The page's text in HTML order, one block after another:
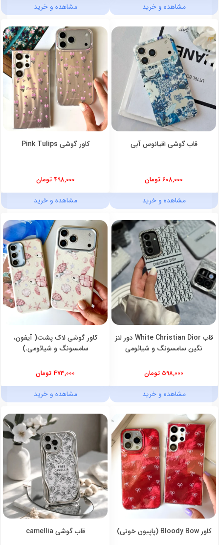
مشاهده و خرید مشاهده و خرید
قاب گوشی اقیانوس آبی
608,000 تومان
مشاهده و خرید
کاور گوشی Pink Tulips
498,000 تومان
مشاهده و خرید
قاب White Christian Dior دور لنز
نگین سامسونگ و شیائومی
598,000 تومان
مشاهده و خرید
کاور گوشی لاک پشت( آیفون،
سامسونگ و شیائومی.)
473,000 تومان
مشاهده و خرید
کاور Bloody Bow (پاپیون خونی) قاب گوشی camellia